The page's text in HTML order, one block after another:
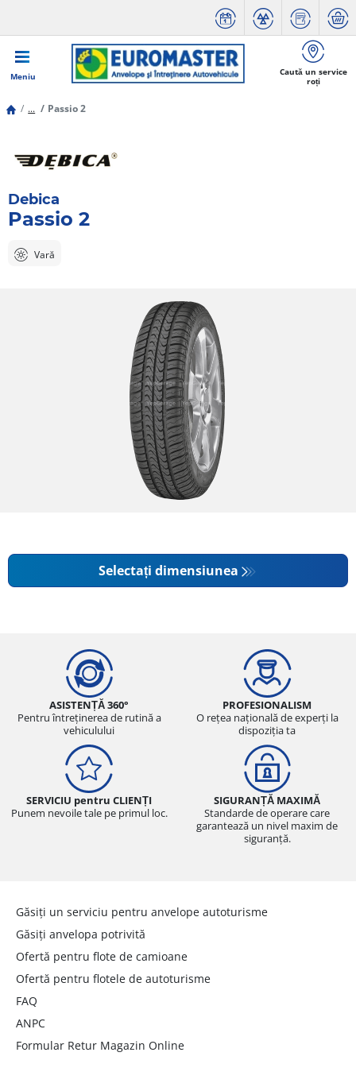
Meniu
Caută un service
roți
... Passio 2
Debica
Passio 2
Vară
Selectați dimensiunea
ASISTENȚĂ 360°
Pentru întreținerea de rutină a
vehiculului
PROFESIONALISM
O rețea națională de experți la
dispoziția ta
SERVICIU pentru CLIENȚI
Punem nevoile tale pe primul loc.
SIGURANȚĂ MAXIMĂ
Standarde de operare care
garantează un nivel maxim de
siguranță.
Găsiți un serviciu pentru anvelope autoturisme
Găsiți anvelopa potrivită
Ofertă pentru flote de camioane
Ofertă pentru flotele de autoturisme
FAQ
ANPC
Formular Retur Magazin Online